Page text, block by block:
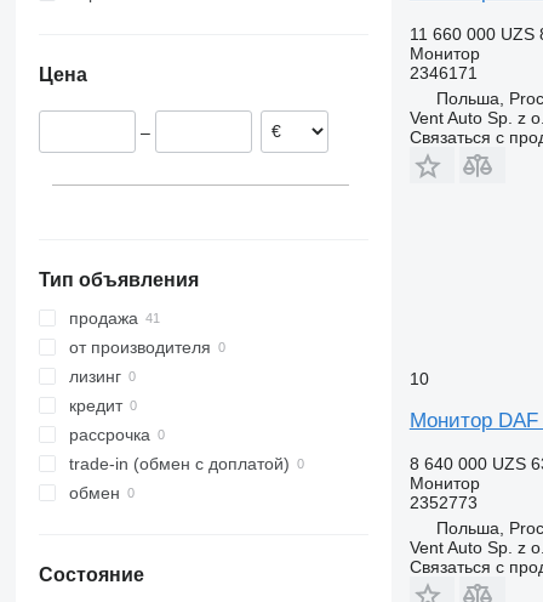
Эстония
Бельгия
Цена
–
Тип объявления
продажа
от производителя
лизинг
кредит
рассрочка
trade-in (обмен с доплатой)
обмен
Состояние
11 660 000 UZS
Монитор
2346171
Польша,
Vent Auto Sp. z
Связаться с
10
Монитор DAF
8 640 000 UZS
Монитор
2352773
Польша,
Vent Auto Sp. z
Связаться с